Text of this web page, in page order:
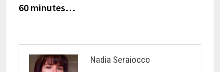
60 minutes…
Nadia Seraiocco